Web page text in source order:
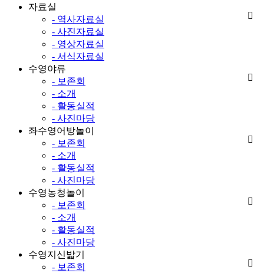
자료실
- 역사자료실
- 사진자료실
- 영상자료실
- 서식자료실
수영야류
- 보존회
- 소개
- 활동실적
- 사진마당
좌수영어방놀이
- 보존회
- 소개
- 활동실적
- 사진마당
수영농청놀이
- 보존회
- 소개
- 활동실적
- 사진마당
수영지신밟기
- 보존회